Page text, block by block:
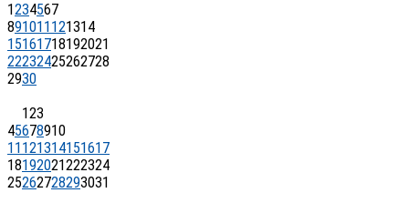
1234567
891011 121314
15161718192021
22232425262728
2930
123
45678910
11 121314151617
18192021222324
25262728293031